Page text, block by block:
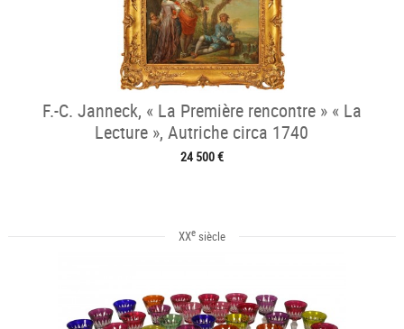
F.-C. Janneck, « La Première rencontre » « La
Lecture », Autriche circa 1740
24 500 €
XXesiècle